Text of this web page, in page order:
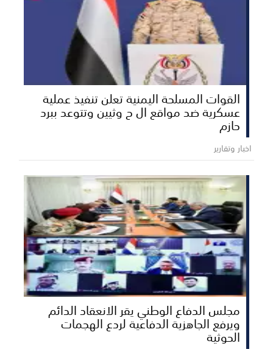
القوات المسلحة اليمنية تعلن تنفيذ عملية
عسكرية ضد مواقع ال ح وثيين وتتوعد ببرد
حازم
اخبار وتقارير
مجلس الدفاع الوطني يقر الانعقاد الدائم
ويرفع الجاهزية الدفاعية لردع الهجمات
الحوثية